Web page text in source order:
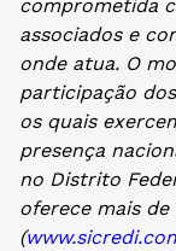
comprometida
associados e
onde atua. O
participação
os quais
presença
no Distrito
oferece mais
(